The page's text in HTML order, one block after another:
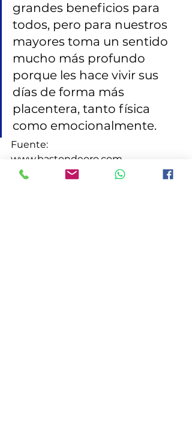
grandes beneficios para
todos, pero para nuestros
mayores toma un sentido
mucho más profundo
porque les hace vivir sus
días de forma más
placentera, tanto física
como emocionalmente.
Fuente:
www.bastondeoro.com